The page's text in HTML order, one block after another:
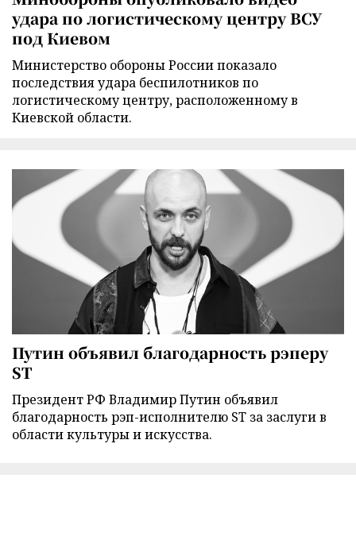
удара по логистическому центру ВСУ
под Киевом
Министерство обороны России показало
последствия удара беспилотников по
логистическому центру, расположенному в
Киевской области.
Путин объявил благодарность рэперу
ST
Президент РФ Владимир Путин объявил
благодарность рэп-исполнителю ST за заслуги в
области культуры и искусства.